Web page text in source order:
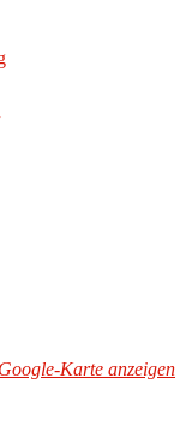
Google-Karte anzeigen